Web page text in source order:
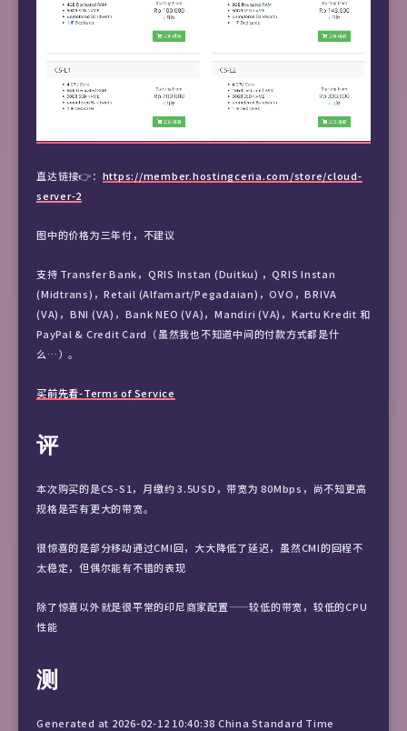
直达链接👉： https://member.hostingceria.com/store/cloud-
server-2
图中的价格为三年付，不建议
支持 Transfer Bank，QRIS Instan (Duitku) ，QRIS Instan
(Midtrans)，Retail (Alfamart/Pegadaian)，OVO，BRIVA
(VA)，BNI (VA)，Bank NEO (VA)，Mandiri (VA)，Kartu Kredit 和
PayPal & Credit Card（虽然我也不知道中间的付款方式都是什
么…）。
买前先看-Terms of Service
评
本次购买的是CS-S1，月缴约 3.5USD，带宽为 80Mbps，尚不知更高
规格是否有更大的带宽。
很惊喜的是部分移动通过CMI回，大大降低了延迟，虽然CMI的回程不
太稳定，但偶尔能有不错的表现
除了惊喜以外就是很平常的印尼商家配置——较低的带宽，较低的CPU
性能
测
Generated at 2026-02-12 10:40:38 China Standard Time